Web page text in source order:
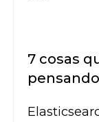
7 cosas